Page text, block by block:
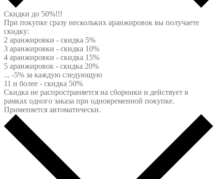
Скидки до 50%!!!
При покупке сразу нескольких аранжировок вы получаете
скидку:
2 аранжировки - скидка 5%
3 аранжировки - скидка 10%
4 аранжировки - скидка 15%
5 аранжировок - скидка 20%
... -5% за каждую следующую
11 и более - скидка 50%
Скидка не распространяется на сборники и действует в
рамках одного заказа при одновременной покупке.
Применяется автоматически.